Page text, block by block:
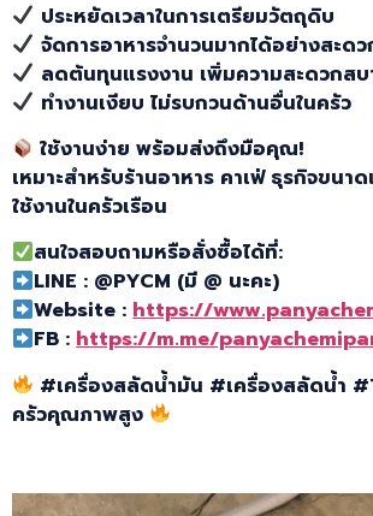
ประหยัดเวลาในการเตรียมวัตถุดิบ
จัดการอาหารจำนวนมากได้อย่างสะดว
ลดต้นทุนแรงงาน เพิ่มความสะดวกสบ
ทำงานเงียบ ไม่รบกวนด้านอื่นในครัว
ใช้งานง่าย พร้อมส่งถึงมือคุณ!
เหมาะสำหรับร้านอาหาร คาเฟ่ ธุรกิจขนา
ใช้งานในครัวเรือน
สนใจสอบถามหรือสั่งซื้อได้ที่:
LINE : @PYCM (มี @ นะคะ)
Website :https://
FB :https://m.me/
#เครื่องสลัดน้ำมัน #เครื่องสลัดน้ำ
ครัวคุณภาพสูง